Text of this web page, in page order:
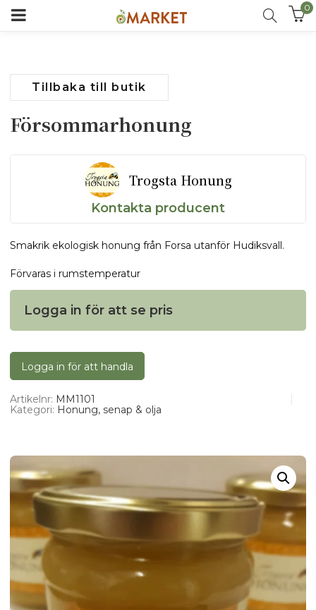
0
Tillbaka till butik
Försommarhonung
Trogsta Honung
Kontakta producent
Smakrik ekologisk honung från Forsa utanför Hudiksvall.
Förvaras i rumstemperatur
Logga in för att se pris
Logga in för att handla
Artikelnr: MM1101
Kategori: Honung, senap & olja